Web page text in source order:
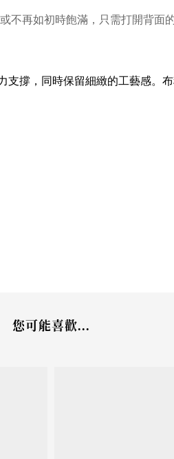
再如初時飽滿，只需打開背面
支撐，同時保留細緻的工藝感。
您可能喜歡...